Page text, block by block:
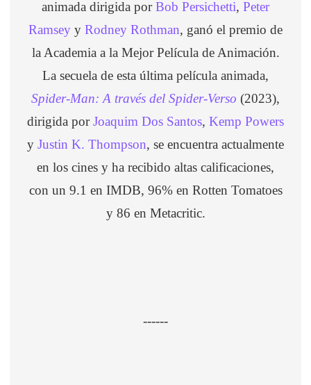
animada dirigida porBob Persichetti, Peter
Ramsey y Rodney Rothman, ganó el premio de
la Academia a la Mejor Película de Animación.
La secuela de esta última película animada,
Spider-Man: A través del Spider-Verso (2023),
dirigida porJoaquim Dos Santos, Kemp Powers
y Justin K. Thompson, se encuentra actualmente
en los cines y ha recibido altas calificaciones,
con un 9.1 en IMDB, 96% en Rotten Tomatoes
y 86 en Metacritic.
------